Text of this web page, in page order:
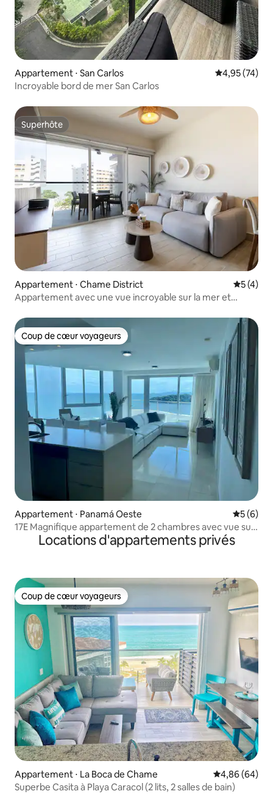
Appartement ⋅ San Carlos Évaluation
4,95 (74)
Incroyable bord de mer San Carlos
Superhôte
Superhôte
Appartement ⋅ Chame District
5 (4)
Appartement avec une vue incroyable sur la mer et
Coup de cœur voyageurs
Coup de cœur voyageurs
Appartement ⋅ Panamá Oeste
5 (6)
17E Magnifique appartement de 2 chambres avec vue sur
l'océanLocations d'appartements privés
Coup de cœur voyageurs
Coup de cœur voyageurs
Appartement ⋅ La Boca de Chame Évaluation
4,86 (64)
Superbe Casita à Playa Caracol (2 lits, 2 salles de bain)